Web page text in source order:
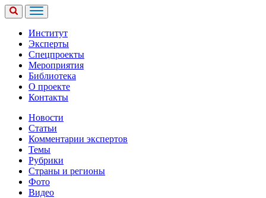
Институт
Эксперты
Спецпроекты
Мероприятия
Библиотека
О проекте
Контакты
Новости
Статьи
Комментарии экспертов
Темы
Рубрики
Страны и регионы
Фото
Видео